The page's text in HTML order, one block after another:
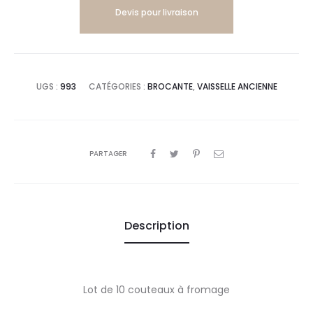
Devis pour livraison
UGS : 993 CATÉGORIES : BROCANTE, VAISSELLE ANCIENNE
PARTAGER
Description
Lot de 10 couteaux à fromage